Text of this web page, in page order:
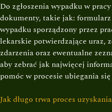
Do zgłoszenia wypadku w
dokumenty, takie jak:
wypadku sporządzony przez
lekarskie potwierdzające uraz,
zdarzenia oraz ewentualne
aby zebrać jak najwięcej
pomóc w procesie ubiegania
Jak długo trwa proces